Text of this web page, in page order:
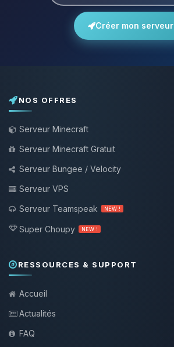
Créer mon serveur
NOS OFFRES
Serveur Minecraft
Serveur Minecraft Gratuit
Serveur Bungee / Velocity
Serveur VPS
Serveur Teamspeak
NEW !
Super Choupy NEW !
RESSOURCES & SUPPORT
Accueil
Actualités
FAQ